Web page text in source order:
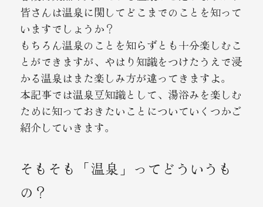
マンガで見る御宿コトブキ
宿泊規約・
個人情報保護方針
FAQ バリアフリー情報
皆さんは温泉に関してどこまでのことを知って
いますでしょうか？
もちろん温泉のことを知らずとも十分楽しむこ
とができますが、やはり知識をつけたうえで浸
かる温泉はまた楽しみ方が違ってきますよ。
本記事では温泉豆知識として、湯浴みを楽しむ
ために知っておきたいことについていくつかご
紹介していきます。
そもそも「温泉」ってどういうも
の？